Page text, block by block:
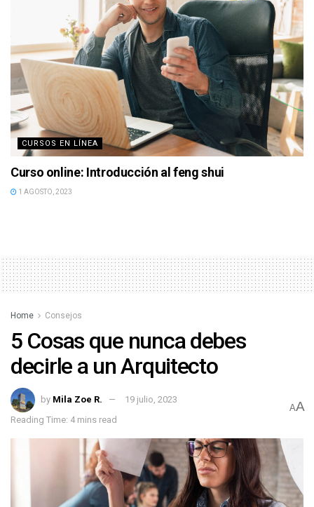
CURSOS EN LÍNEA
Curso online: Introducción al feng shui
1 AGOSTO, 2023
Home Consejos
5 Cosas que nunca debes
decirle a un Arquitecto
by Mila Zoe R.
19 julio, 2023
Reading Time: 4 mins read
AA